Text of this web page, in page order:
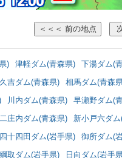
) 津軽ダム(青森県) 下湯ダム(
久吉ダム(青森県) 相馬ダム(青森
川内ダム(青森県) 早瀬野ダム(
二庄内ダム(青森県) 新小戸六ダ
四十四田ダム(岩手県) 御所ダム(
綱取ダム(岩手県) 日向ダム(岩手